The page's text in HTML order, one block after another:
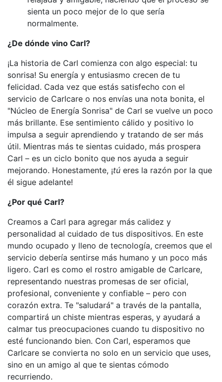
sienta un poco mejor de lo que sería
normalmente.
¿De dónde vino Carl?
¡La historia de Carl comienza con algo especial: tu
sonrisa! Su energía y entusiasmo crecen de tu
felicidad. Cada vez que estás satisfecho con el
servicio de Carlcare o nos envías una nota bonita, el
"Núcleo de Energía Sonrisa" de Carl se vuelve un poco
más brillante. Ese sentimiento cálido y positivo lo
impulsa a seguir aprendiendo y tratando de ser más
útil. Mientras más te sientas cuidado, más prospera
Carl – es un ciclo bonito que nos ayuda a seguir
mejorando. Honestamente, ¡tú eres la razón por la que
él sigue adelante!
¿Por qué Carl?
Creamos a Carl para agregar más calidez y
personalidad al cuidado de tus dispositivos. En este
mundo ocupado y lleno de tecnología, creemos que el
servicio debería sentirse más humano y un poco más
ligero. Carl es como el rostro amigable de Carlcare,
representando nuestras promesas de ser oficial,
profesional, conveniente y confiable – pero con
corazón extra. Te "saludará" a través de la pantalla,
compartirá un chiste mientras esperas, y ayudará a
calmar tus preocupaciones cuando tu dispositivo no
esté funcionando bien. Con Carl, esperamos que
Carlcare se convierta no solo en un servicio que uses,
sino en un amigo al que te sientas cómodo
recurriendo.